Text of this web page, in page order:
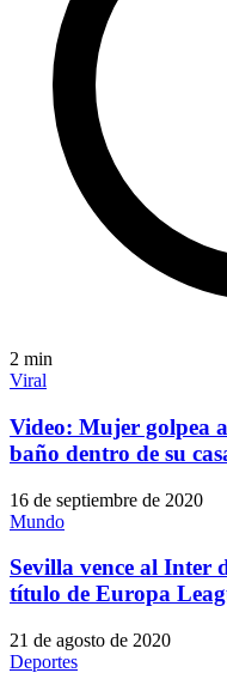
2 min
Viral
Video: Mujer golpea
baño dentro de su
16 de septiembre de 2020
Mundo
Sevilla vence al Inter
título de Europa
21 de agosto de 2020
Deportes